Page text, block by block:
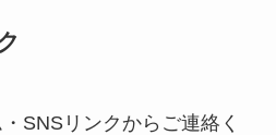
SNSリンクからご連絡く